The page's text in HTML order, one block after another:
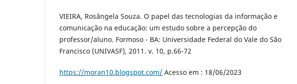
VIEIRA, Rosângela Souza. O papel das tecnologias da informação e
comunicação na educação: um estudo sobre a percepção do
professor/aluno. Formoso - BA: Universidade Federal do Vale do São
Francisco (UNIVASF), 2011. v. 10, p.66-72
https://moran10.blogspot.com/ Acesso em : 18/06/2023